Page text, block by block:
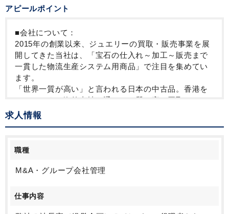
アピールポイント
■会社について：
2015年の創業以来、ジュエリーの買取・販売事業を展
開してきた当社は、「宝石の仕入れ～加工～販売まで
一貫した物流生産システム用商品」で注目を集めてい
ます。
「世界一質が高い」と言われる日本の中古品。香港を
はじめとする海外支社を通じて、質の高い買取りサー
ビスを途上国に輸出するた業」を2026年までに確立し
ていきます。
代表直下の社長室にて各事業部の収支最適化を中心に
担って頂く方を募集致し2027年の上場に向けて準備中
でもあるため、
備室を設けたり、このタイミングだからこそのご経験
を多数積んでいただけます。
求人情報
職種
M&A・グループ会社管理
仕事内容